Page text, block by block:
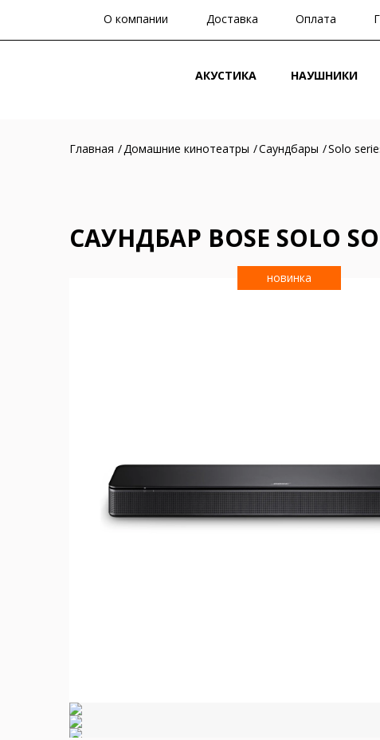
О компании Доставка Оплата
АКУСТИКА НАУШНИКИ
Главная Домашние кинотеатры Саундбары Solo
САУНДБАР BOSE SOLO
новинка